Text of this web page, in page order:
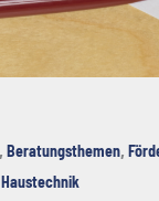
Beratungsthemen,
Haustechnik